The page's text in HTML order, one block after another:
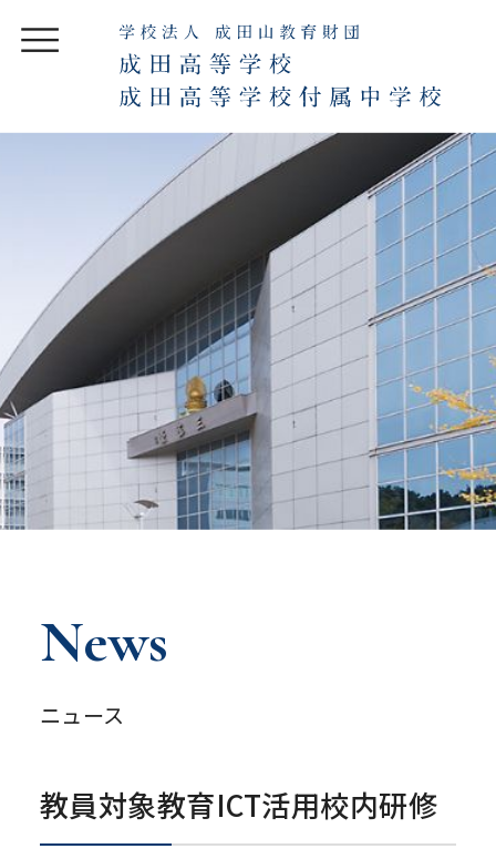
News
ニュース
教員対象教育ICT活用校内研修